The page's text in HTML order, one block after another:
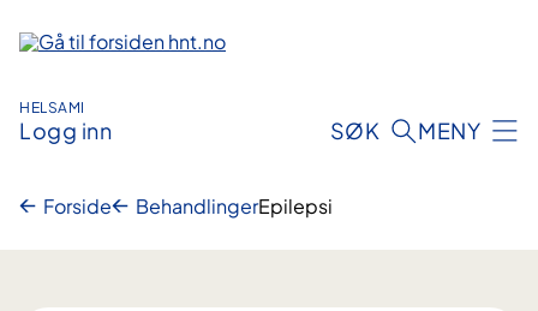
innhold
HELSAMI
Logg inn SØK MENY
Forside BehandlingerEpilepsi